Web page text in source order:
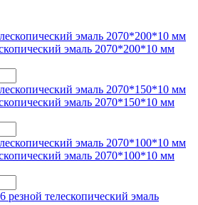
эмаль 2070*200*10 мм
эмаль 2070*150*10 мм
эмаль 2070*100*10 мм